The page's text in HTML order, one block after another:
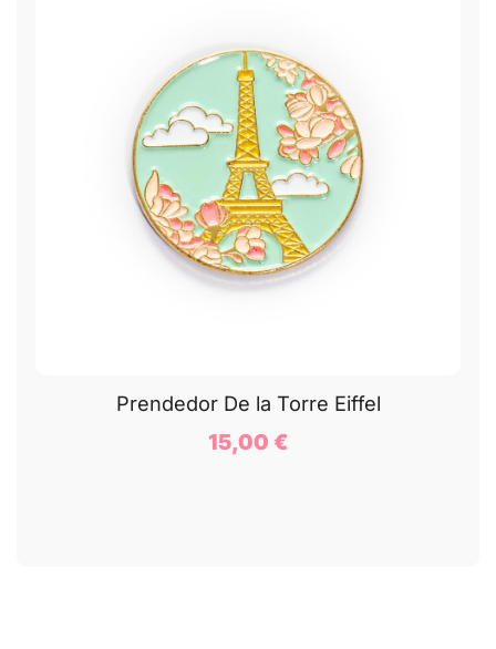
Prendedor De la Torre Eiffel
15,00 €